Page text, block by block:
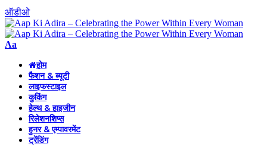
ऑडीओ
Font
Aa
होम
फैशन & ब्यूटी
लाइफस्टाइल
कुकिंग
हेल्थ & हाइजीन
रिलेशनशिप्स
हुनर & एम्पावरमेंट
ट्रेंडिंग